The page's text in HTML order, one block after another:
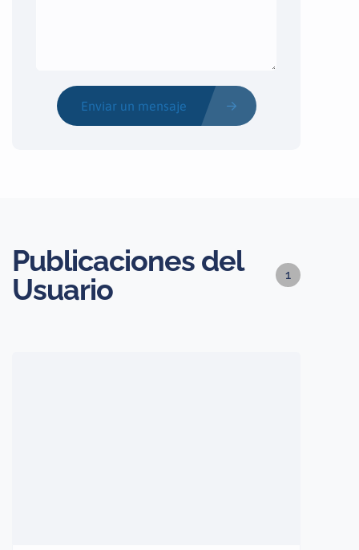
Enviar un mensaje
Publicaciones del
Usuario
1